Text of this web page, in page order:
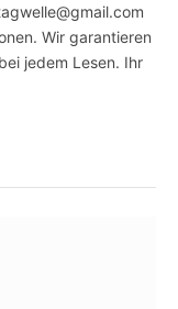
Wir garantieren
jedem Lesen. Ihr